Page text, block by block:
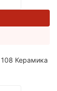
Керамика